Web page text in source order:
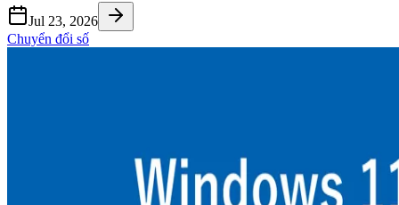
Jul 23, 2026
Chuyển đổi số